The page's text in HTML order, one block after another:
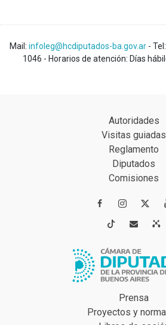
Mail: infoleg@hcdiputados-ba.gov.ar -
1046 - Horarios de atención: Días
Autoridades
Visitas guiadas
Reglamento
Diputados
Comisiones

 
Prensa
Proyectos y